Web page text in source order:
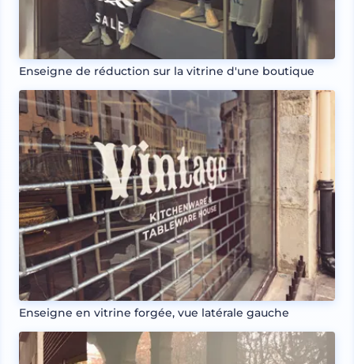
Enseigne de réduction sur la vitrine d'une boutique
Enseigne en vitrine forgée, vue latérale gauche